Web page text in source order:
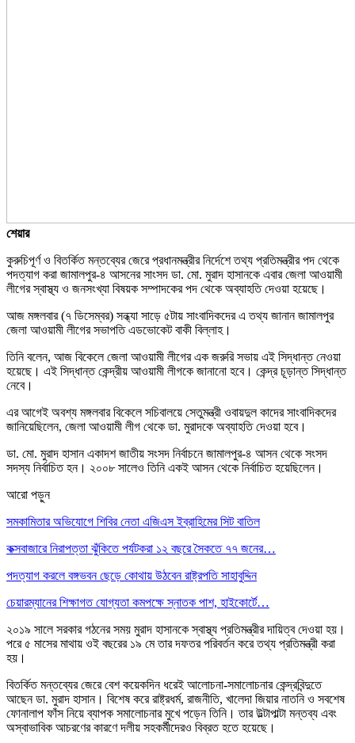
শেয়ার
কুরুচিপূর্ণ ও বিতর্কিত মন্তব্যের জেরে প্রধানমন্ত্রীর নির্দেশে তথ্য প্রতিমন্ত্রীর পদ থেকে
পদত্যাগ করা জামালপুর-৪ আসনের সাংসদ ডা. মো. মুরাদ হাসানকে এবার জেলা আওয়ামী
লীগের স্বাস্থ্য ও জনসংখ্যা বিষয়ক সম্পাদকের পদ থেকে অব্যাহতি দেওয়া হয়েছে।
আজ মঙ্গলবার (৭ ডিসেম্বর) সন্ধ্যা সাড়ে ৫টায় সাংবাদিকদের এ তথ্য জানান জামালপুর
জেলা আওয়ামী লীগের সভাপতি এডভোকেট বাকী বিল্লাহ।
তিনি বলেন, আজ বিকেলে জেলা আওয়ামী লীগের এক জরুরি সভায় এই সিদ্ধান্ত নেওয়া
হয়েছে। এই সিদ্ধান্ত কেন্দ্রীয় আওয়ামী লীগকে জানানো হবে। কেন্দ্র চূড়ান্ত সিদ্ধান্ত
নেবে।
এর আগেই অবশ্য মঙ্গলবার বিকেলে সচিবালয়ে সেতুমন্ত্রী ওবায়দুল কাদের সাংবাদিকদের
জানিয়েছিলেন, জেলা আওয়ামী লীগ থেকে ডা. মুরাদকে অব্যাহতি দেওয়া হবে।
ডা. মো. মুরাদ হাসান একাদশ জাতীয় সংসদ নির্বাচনে জামালপুর-৪ আসন থেকে সংসদ
সদস্য নির্বাচিত হন। ২০০৮ সালেও তিনি একই আসন থেকে নির্বাচিত হয়েছিলেন।
আরো পড়ুন
সমকামিতার অভিযোগে শিবির নেতা এজিএস ইব্রাহিমের সিট বাতিল
কক্সবাজারে নিরাপত্তা ঝুঁকিতে পর্যটকরা ১২ বছরে সৈকতে ৭৭ জনের…
পদত্যাগ করলে বঙ্গভবন ছেড়ে কোথায় উঠবেন রাষ্ট্রপতি সাহাবুদ্দিন
চেয়ারম্যানের শিক্ষাগত যোগ্যতা কমপক্ষে স্নাতক পাশ, হাইকোর্টে…
২০১৯ সালে সরকার গঠনের সময় মুরাদ হাসানকে স্বাস্থ্য প্রতিমন্ত্রীর দায়িত্ব দেওয়া হয়।
পরে ৫ মাসের মাথায় ওই বছরের ১৯ মে তার দফতর পরিবর্তন করে তথ্য প্রতিমন্ত্রী করা
হয়।
বিতর্কিত মন্তব্যের জেরে বেশ কয়েকদিন ধরেই আলোচনা-সমালোচনার কেন্দ্রবিন্দুতে
আছেন ডা. মুরাদ হাসান। বিশেষ করে রাষ্ট্রধর্ম, রাজনীতি, খালেদা জিয়ার নাতনি ও সবশেষ
ফোনালাপ ফাঁস নিয়ে ব্যাপক সমালোচনার মুখে পড়েন তিনি। তার উল্টাপাল্টা মন্তব্য এবং
অস্বাভাবিক আচরণের কারণে দলীয় সহকর্মীদেরও বিব্রত হতে হয়েছে।